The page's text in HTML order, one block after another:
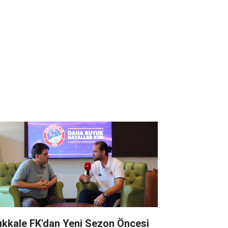
FK'dan Yeni Sezon Öncesi